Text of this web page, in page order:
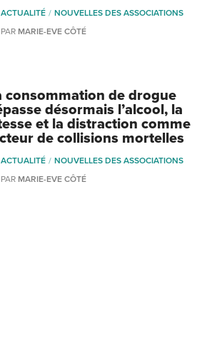
ACTUALITÉ
NOUVELLES DES ASSOCIATIONS
PAR MARIE-EVE CÔTÉ
consommation de drogue
désormais l’alcool, la
et la distraction comme
de collisions mortelles
ACTUALITÉ
NOUVELLES DES ASSOCIATIONS
PAR MARIE-EVE CÔTÉ